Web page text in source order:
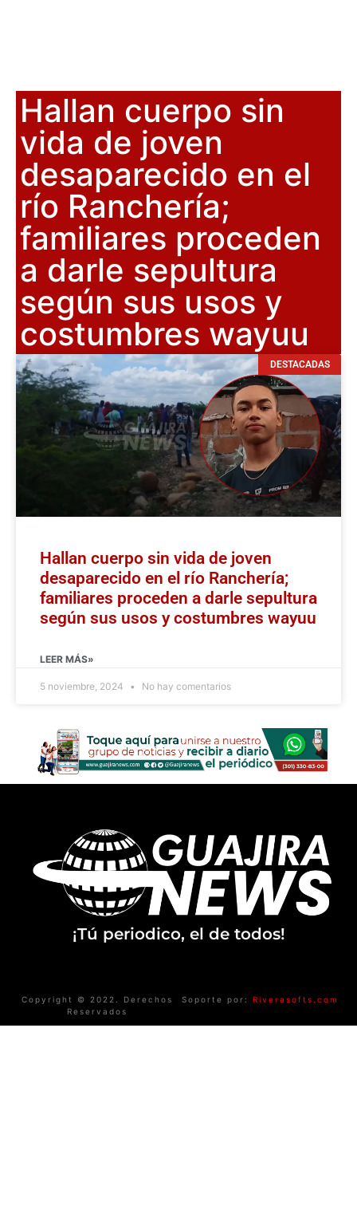
Hallan cuerpo sin
vida de joven
desaparecido en el
río Ranchería;
familiares proceden
a darle sepultura
según sus usos y
costumbres wayuu
DESTACADAS
Hallan cuerpo sin vida de joven
desaparecido en el río Ranchería;
familiares proceden a darle sepultura
según sus usos y costumbres wayuu
LEER MÁS»
5 noviembre, 2024 No hay comentarios
¡Tú periodico, el de todos!
Copyright © 2022. Derechos
Reservados
Soporte por: Riverasofts.com